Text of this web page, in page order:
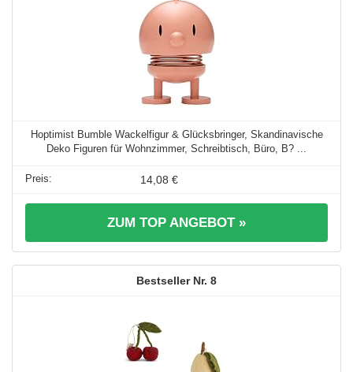
Hoptimist Bumble Wackelfigur & Glücksbringer, Skandinavische
Deko Figuren für Wohnzimmer, Schreibtisch, Büro, B? ...
14,08 €
ZUM TOP ANGEBOT »
8